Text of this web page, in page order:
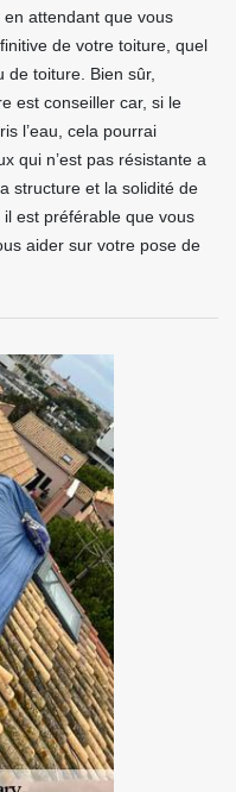
attendant que vous
de votre toiture, quel
de toiture. Bien sûr,
est conseiller car, si le
l’eau, cela pourrai
qui n’est pas résistante a
structure et la solidité de
il est préférable que vous
aider sur votre pose de